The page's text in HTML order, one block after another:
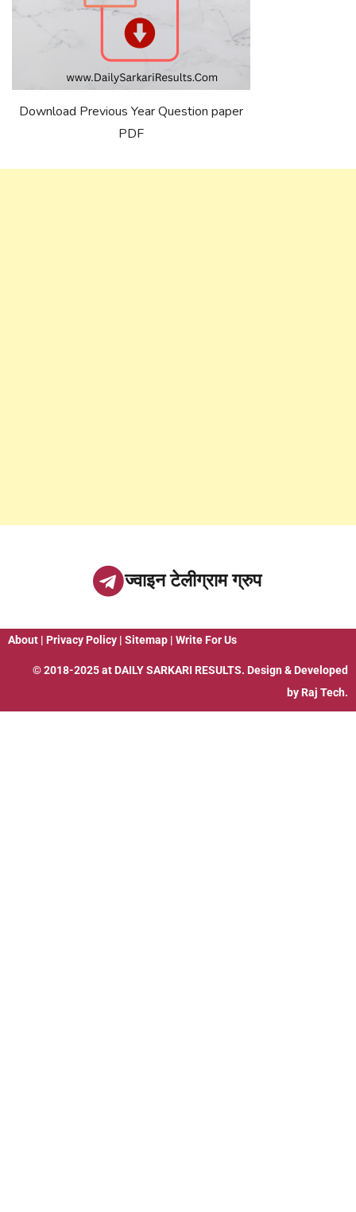
Download Previous Year Question paper
PDF
ज्वाइन टेलीग्राम ग्रुप
About | Privacy Policy | Sitemap | Write For Us
© 2018-2025 at DAILY SARKARI RESULTS. Design & Developed
by Raj Tech.